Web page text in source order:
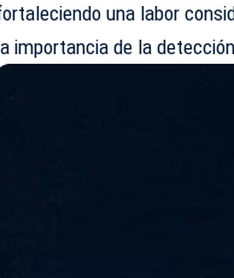
una labor
importancia de la